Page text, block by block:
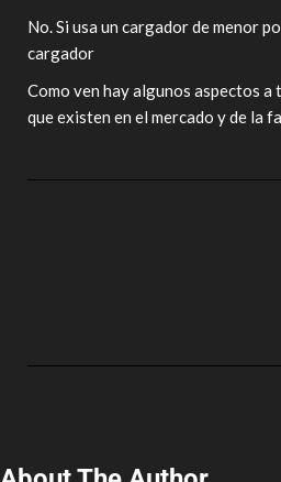
No. Si usa un cargador de menor
cargador
Como ven hay algunos aspectos
que existen en el mercado y de la